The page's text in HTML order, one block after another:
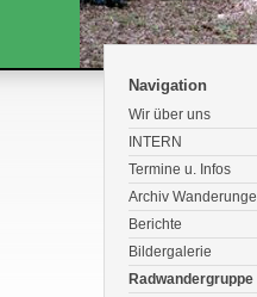
Navigation
Wir über uns
INTERN
Termine u. Infos
Archiv
Berichte
Bildergalerie
Radwandergruppe